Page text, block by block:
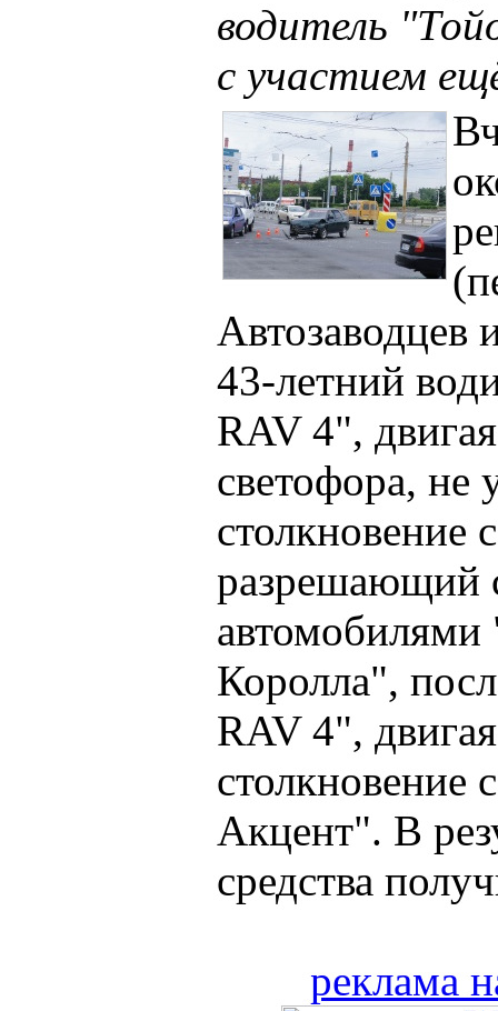
водитель
с участием
Автозаводцев
43-летний
RAV 4",
светофора, не
столкновение
разрешающий
Королла",
RAV 4",
столкновение
Акцент". В
средства
реклама